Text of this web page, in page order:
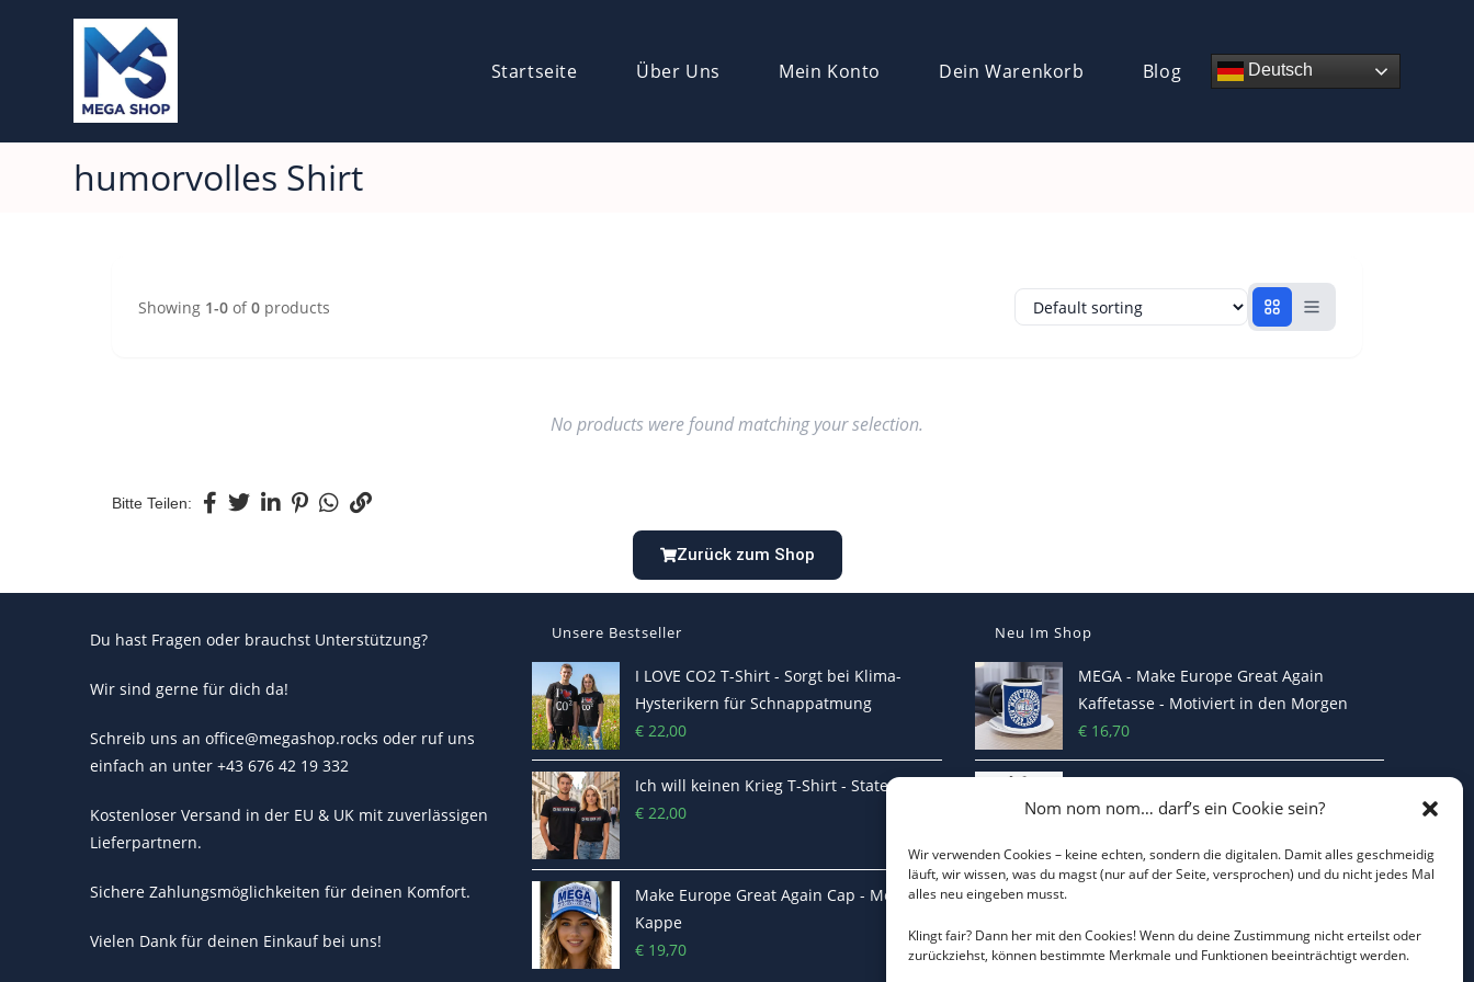
Nom nom nom… darf’s ein Cookie sein?
Wir verwenden Cookies – keine echten, sondern die digitalen. Damit alles geschmeidig
läuft, wir wissen, was du magst (nur auf der Seite, versprochen) und du nicht jedes Mal
alles neu eingeben musst.
Klingt fair? Dann her mit den Cookies! Wenn du deine Zustimmung nicht erteilst oder
zurückziehst, können bestimmte Merkmale und Funktionen beeinträchtigt werden.
Deutsch
Startseite Über Uns Mein Konto Dein Warenkorb Blog
humorvolles Shirt
Showing 1-0 of0 products
No products were found matching your selection.
Bitte Teilen:
Zurück zum Shop
Du hast Fragen oder brauchst Unterstützung?
Wir sind gerne für dich da!
Schreib uns an office@megashop.rocks oder ruf uns
einfach an unter +43 676 42 19 332
Kostenloser Versand in der EU & UK mit zuverlässigen
Lieferpartnern.
Sichere Zahlungsmöglichkeiten für deinen Komfort.
Vielen Dank für deinen Einkauf bei uns!
Unsere Bestseller
I LOVE CO2 T-Shirt - Sorgt bei Klima-
Hysterikern für Schnappatmung
€ 22,00
Ich will keinen Krieg T-Shirt - Statement
€ 22,00
Make Europe Great Again Cap - Mega
Kappe
€ 19,70
Neu Im Shop
MEGA - Make Europe Great Again
Kaffetasse - Motiviert in den Morgen
€16,70
T-Shirt
€22,00